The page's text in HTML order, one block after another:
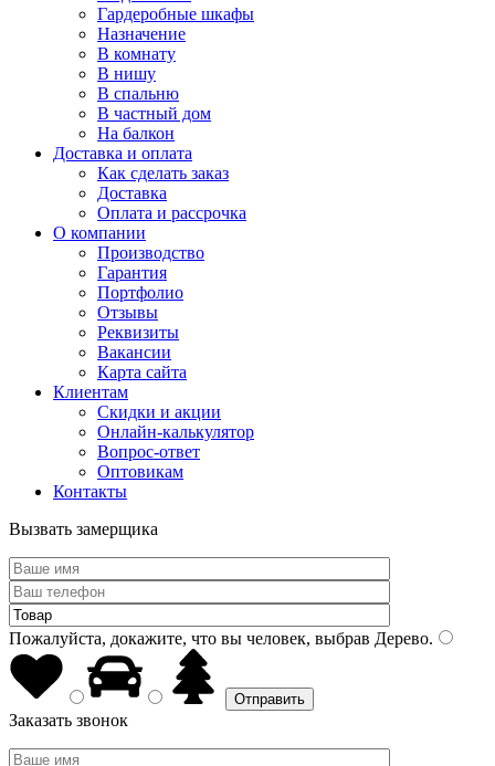
Гардеробные шкафы
Назначение
В комнату
В нишу
В спальню
В частный дом
На балкон
Доставка и оплата
Как сделать заказ
Доставка
Оплата и рассрочка
О компании
Производство
Гарантия
Портфолио
Отзывы
Реквизиты
Вакансии
Карта сайта
Клиентам
Скидки и акции
Онлайн-калькулятор
Вопрос-ответ
Оптовикам
Контакты
Вызвать замерщика
Пожалуйста, докажите, что вы человек, выбрав Дерево.
Заказать звонок